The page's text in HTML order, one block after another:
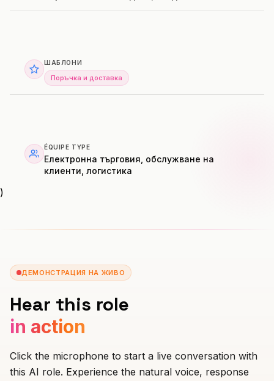
ШАБЛОНИ
Поръчка и доставка
ÉQUIPE TYPE
Електронна търговия, обслужване на
клиенти, логистика
)
ДЕМОНСТРАЦИЯ НА ЖИВО
Hear this role
in action
Click the microphone to start a live conversation with
this AI role. Experience the natural voice, response